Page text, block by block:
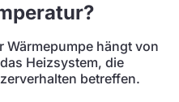
Wärmepumpe hängt von
Heizsystem, die
betreffen.